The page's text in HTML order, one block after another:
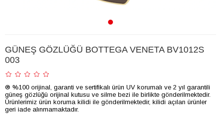
GÜNEŞ GÖZLÜĞÜ BOTTEGA VENETA BV1012S
003
® %100 orijinal, garanti ve sertifikalı ürün UV korumalı ve 2 yıl garantili
güneş gözlüğü orijinal kutusu ve silme bezi ile birlikte gönderilmektedir.
Ürünlerimiz ürün koruma kilidi ile gönderilmektedir, kilidi açılan ürünler
geri iade alınmamaktadır.